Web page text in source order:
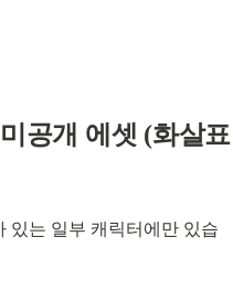
공개 에셋 (화살표
있는 일부 캐릭터에만 있습